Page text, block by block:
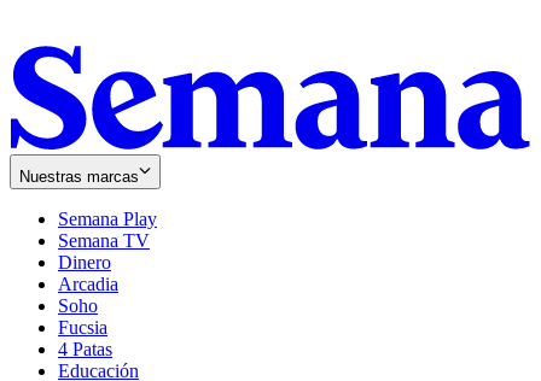
Nuestras marcas
Semana Play
Semana TV
Dinero
Arcadia
Soho
in
new
window
Fucsia
in
new
4 Patas
Educación